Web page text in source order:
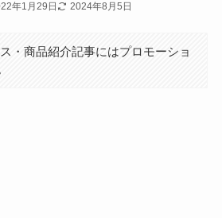
年1月29日 2024年8月5日
・商品紹介記事にはプロモーショ